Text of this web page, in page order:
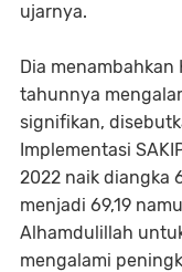
ujarnya.
Dia
tahunnya
signifikan,
Implementasi
2022 naik diangka
menjadi 69,19
Alhamdulillah
mengalami